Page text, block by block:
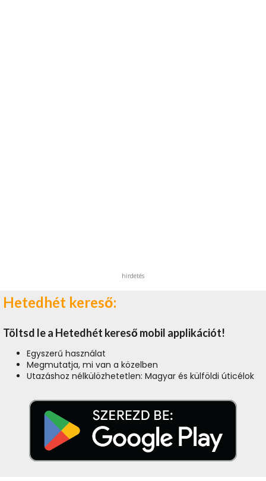
hirdetés
Hetedhét kereső:
Töltsd le a Hetedhét kereső mobil applikációt!
Egyszerű használat
Megmutatja, mi van a közelben
Utazáshoz nélkülözhetetlen: Magyar és külföldi úticélok